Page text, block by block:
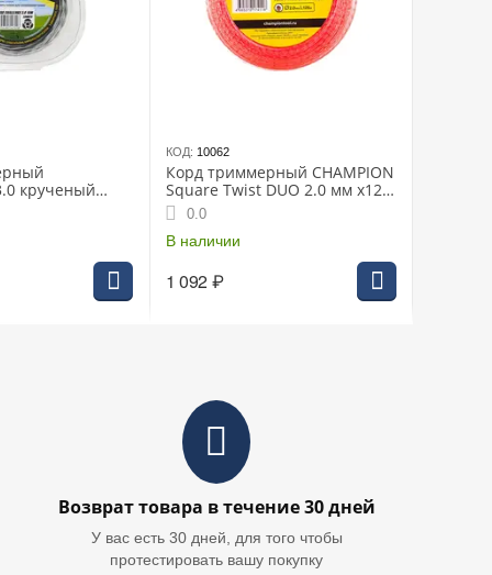
крученый
КОД: 10062
Корд триммерный CHAMPION
Square Twist DUO 2.0 мм х126
м, витой квадрат
0.0
В наличии
1 092₽
Возврат товара в течение 30 дней
У вас есть 30 дней, для того чтобы
протестировать вашу покупку